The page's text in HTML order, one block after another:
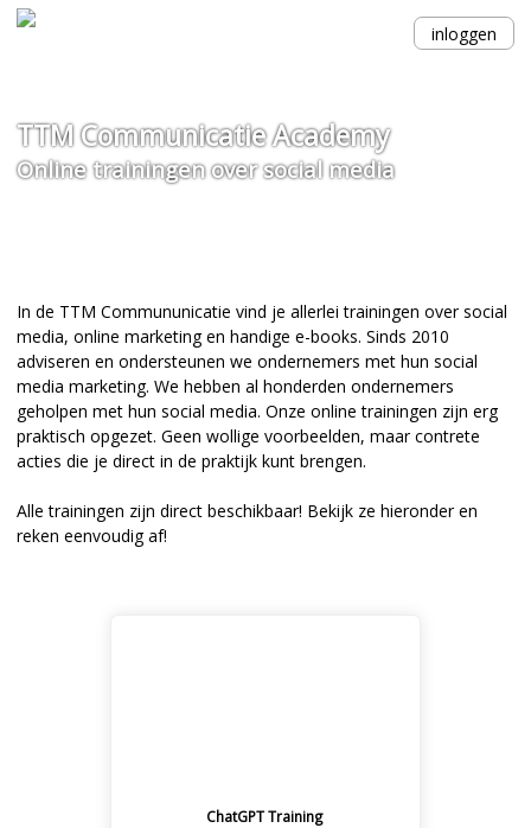
inloggen
TTM Communicatie Academy
Online trainingen over social media
In de TTM Commununicatie vind je allerlei trainingen over social
media, online marketing en handige e-books. Sinds 2010
adviseren en ondersteunen we ondernemers met hun social
media marketing. We hebben al honderden ondernemers
geholpen met hun social media. Onze online trainingen zijn erg
praktisch opgezet. Geen wollige voorbeelden, maar contrete
acties die je direct in de praktijk kunt brengen.
Alle trainingen zijn direct beschikbaar! Bekijk ze hieronder en
reken eenvoudig af!
ChatGPT Training